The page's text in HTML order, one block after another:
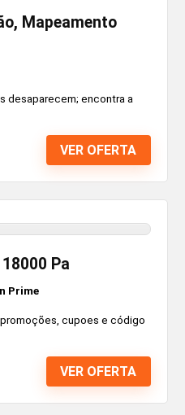
Mapeamento
desaparecem; encontra a
VER OFERTA
Pa
Prime
cupoes e código
VER OFERTA